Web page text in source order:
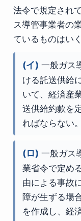
法令で規定され
ス導管事業者の
ているものはい
(イ) 一般ガス
ける託送供給
いて、経済産
送供給約款を
ればならない。
(ロ) 一般ガス
業省令で定め
由による事故
障が生ずる場
を作成し、経